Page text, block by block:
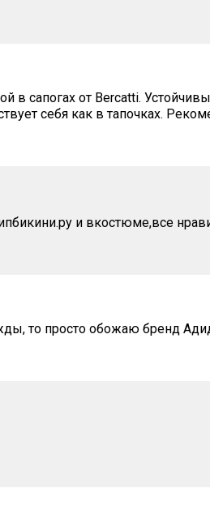
в сапогах от Bercatti.
себя как в тапочках.
и вкостюме,все
то просто обожаю бренд